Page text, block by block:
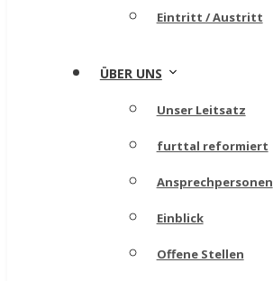
Eintritt / Austritt
ÜBER UNS
Unser Leitsatz
furttal reformiert
Ansprechpersonen
Einblick
Offene Stellen